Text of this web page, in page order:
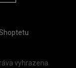
vyhrazena.